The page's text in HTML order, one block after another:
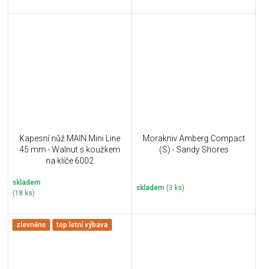
Kapesní nůž MAIN Mini Line
45 mm - Walnut s koužkem
na klíče 6002
skladem
(18 ks)
Morakniv Amberg Compact
(S) - Sandy Shores
skladem (3 ks)
zlevněno top letní výbava